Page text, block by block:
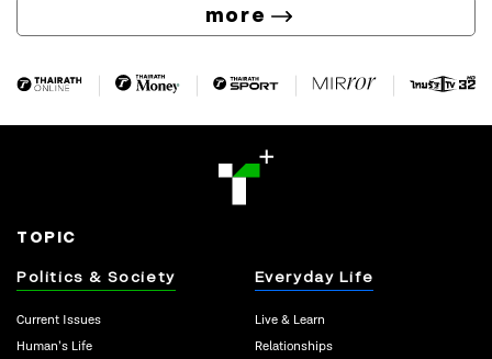
more
TOPIC
Politics & Society
Current Issues
Human’s Life
Everyday Life
Live & Learn
Relationships